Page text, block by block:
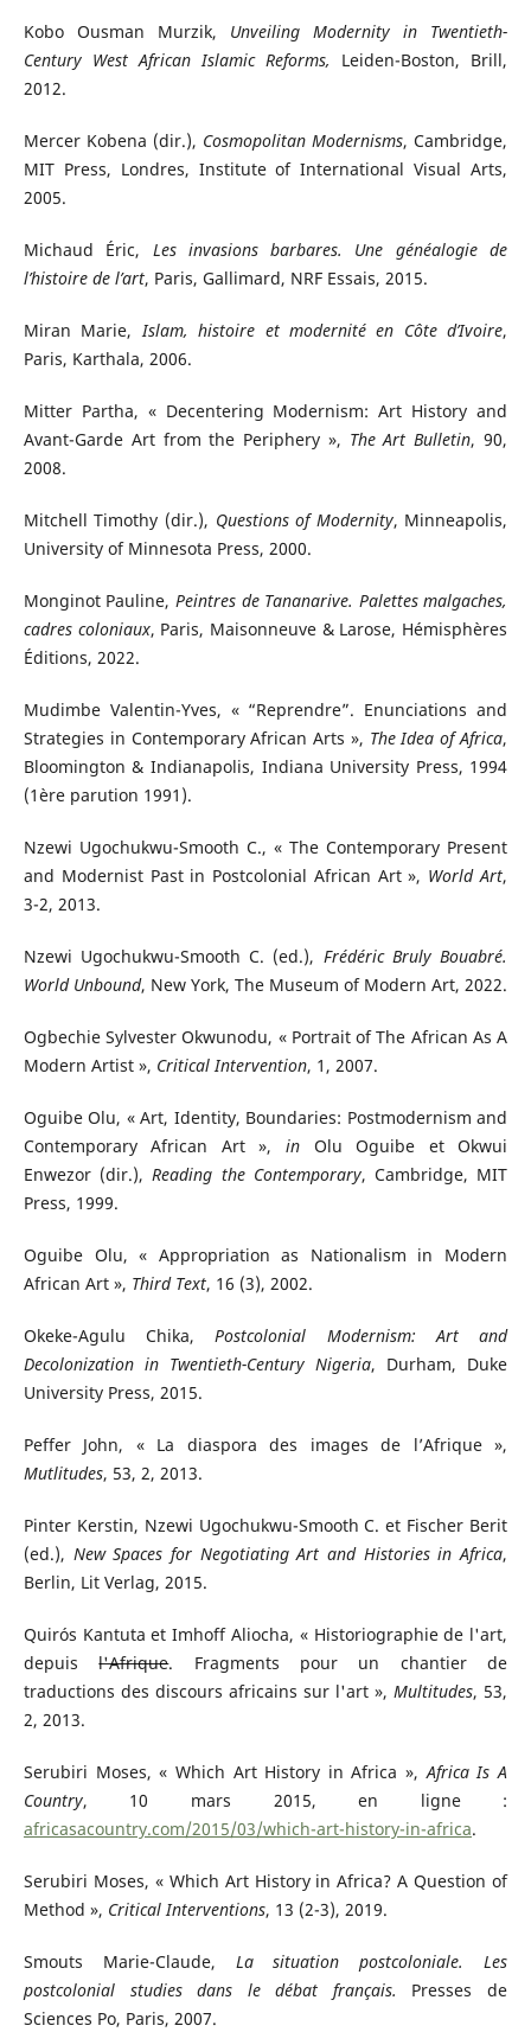
Kobo Ousman Murzik, Unveiling Modernity in Twentieth-
Century West African Islamic Reforms, Leiden-Boston, Brill,
2012.
Mercer Kobena (dir.), Cosmopolitan Modernisms, Cambridge,
MIT Press, Londres, Institute of International Visual Arts,
2005.
Michaud Éric, Les invasions barbares. Une généalogie de
l’histoire de l’art, Paris, Gallimard, NRF Essais, 2015.
Miran Marie,Islam, histoire et modernité en Côte d’Ivoire,
Paris, Karthala, 2006.
Mitter Partha, « Decentering Modernism: Art History and
Avant-Garde Art from the Periphery », The Art Bulletin, 90,
2008.
Mitchell Timothy (dir.), Questions of Modernity, Minneapolis,
University of Minnesota Press, 2000.
Monginot Pauline, Peintres de Tananarive. Palettes malgaches,
cadres coloniaux, Paris, Maisonneuve & Larose, Hémisphères
Éditions, 2022.
Mudimbe Valentin-Yves, « “Reprendre”. Enunciations and
Strategies in Contemporary African Arts », The Idea of Africa,
Bloomington & Indianapolis, Indiana University Press, 1994
(1ère parution 1991).
Nzewi Ugochukwu-Smooth C., « The Contemporary Present
and Modernist Past in Postcolonial African Art », World Art,
3-2, 2013.
Nzewi Ugochukwu-Smooth C. (ed.), Frédéric Bruly Bouabré.
World Unbound, New York, The Museum of Modern Art, 2022.
Ogbechie Sylvester Okwunodu, « Portrait of The African As A
Modern Artist », Critical Intervention, 1, 2007.
Oguibe Olu, « Art, Identity, Boundaries: Postmodernism and
Contemporary African Art », in Olu Oguibe et Okwui
Enwezor (dir.),Reading the Contemporary, Cambridge, MIT
Press, 1999.
Oguibe Olu, « Appropriation as Nationalism in Modern
African Art », Third Text, 16 (3), 2002.
Okeke-Agulu Chika,Postcolonial Modernism: Art and
Decolonization in Twentieth-Century Nigeria, Durham, Duke
University Press, 2015.
Peffer John, « La diaspora des images de l’Afrique »,
Mutlitudes, 53, 2, 2013.
Pinter Kerstin, Nzewi Ugochukwu-Smooth C. et Fischer Berit
(ed.), New Spaces for Negotiating Art and Histories in Africa,
Berlin, Lit Verlag, 2015.
Quirós Kantuta et Imhoff Aliocha, « Historiographie de l'art,
depuisl'Afrique. Fragments pour un chantier de
traductions des discours africains sur l'art »,Multitudes, 53,
2, 2013.
Serubiri Moses, « Which Art History in Africa »,Africa Is A
Country, 10 mars 2015, en ligne :
africasacountry.com/2015/03/which-art-history-in-africa.
Serubiri Moses, « Which Art History in Africa? A Question of
Method », Critical Interventions, 13 (2-3), 2019.
Smouts Marie-Claude, La situation postcoloniale. Les
postcolonial studies dans le débat français. Presses de
Sciences Po, Paris, 2007.